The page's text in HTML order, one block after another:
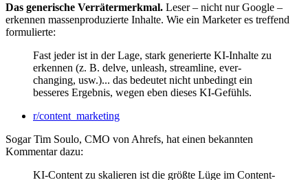
Das generische Verrätermerkmal. Leser – nicht nur Google –
erkennen massenproduzierte Inhalte. Wie ein Marketer es treffend
formulierte:
Fast jeder ist in der Lage, stark generierte KI-Inhalte zu
erkennen (z. B. delve, unleash, streamline, ever-
changing, usw.)... das bedeutet nicht unbedingt ein
besseres Ergebnis, wegen eben dieses KI-Gefühls.
r/content_marketing
Sogar Tim Soulo, CMO von Ahrefs, hat einen bekannten
Kommentar dazu:
KI-Content zu skalieren ist die größte Lüge im Content-